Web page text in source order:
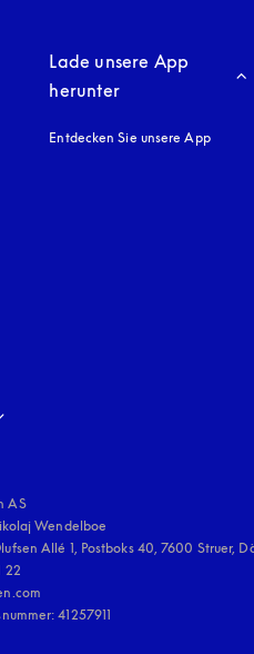
Lade unsere App
herunter
Entdecken Sie unsere App
AS
Wendelboe
Allé 1, Postboks 40, 7600 Struer,
22
41257911